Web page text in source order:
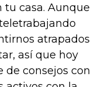
tu casa. Aunque
atrapados
así que hoy
de consejos con